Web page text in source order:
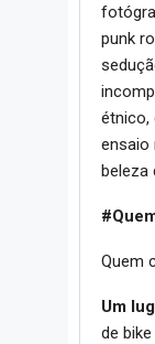
punk
étnico,
ensaio
beleza
Quem
Um
de